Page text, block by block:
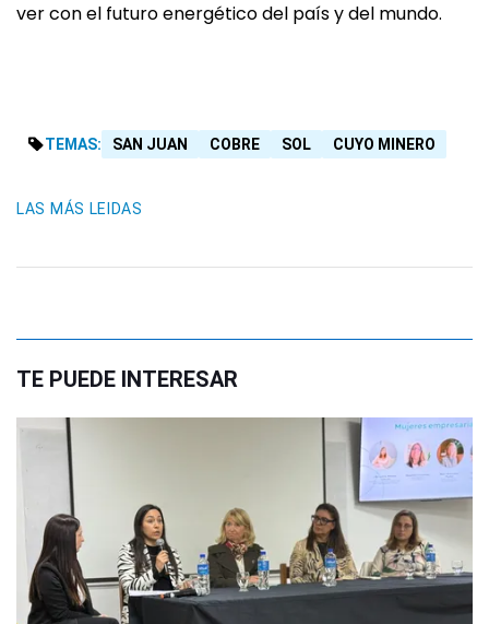
ver con el futuro energético del país y del mundo.
TEMAS: SAN JUAN COBRE SOL CUYO MINERO
LAS MÁS LEIDAS
TE PUEDE INTERESAR